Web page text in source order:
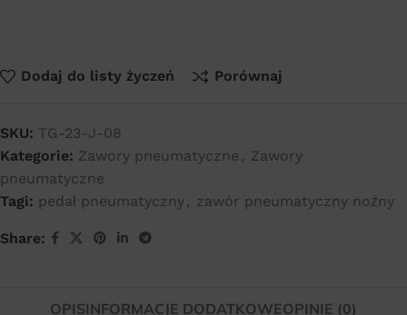
Dodaj do listy życzeń Porównaj
SKU: TG-23-J-08
Kategorie: Zawory pneumatyczne , Zawory
pneumatyczne
Tagi: pedał pneumatyczny, zawór pneumatyczny nożny
Share:
OPISINFORMACJE DODATKOWEOPINIE (0)